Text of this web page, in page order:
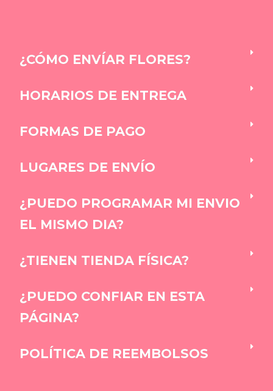
¿CÓMO ENVÍAR FLORES?
HORARIOS DE ENTREGA
FORMAS DE PAGO
LUGARES DE ENVÍO
¿PUEDO PROGRAMAR MI ENVIO
EL MISMO DIA?
¿TIENEN TIENDA FÍSICA?
¿PUEDO CONFIAR EN ESTA
PÁGINA?
POLÍTICA DE REEMBOLSOS